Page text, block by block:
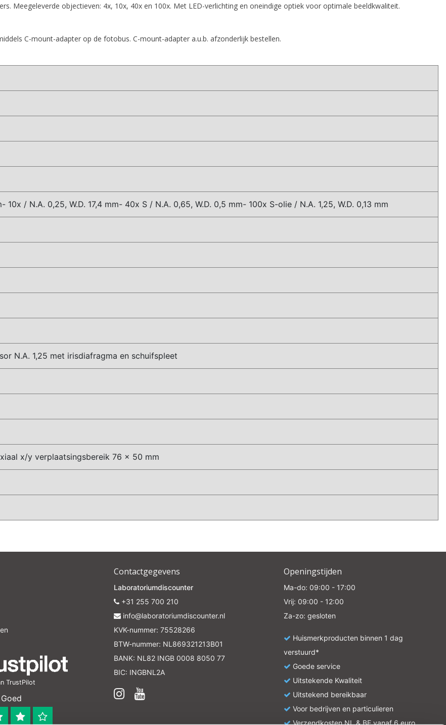
Meegeleverde objectieven: 4x, 10x, 40x en 100x. Met LED-verlichting en oneindige optiek voor optimale beeldkwaliteit.
C-mount-adapter op de fotobus. C-mount-adapter a.u.b. afzonderlijk bestellen.
10x / N.A. 0,25, W.D. 17,4 mm- 40x S / N.A. 0,65, W.D. 0,5 mm- 100x S-olie / N.A. 1,25, W.D. 0,13 mm
N.A. 1,25 met irisdiafragma en schuifspleet
x/y verplaatsingsbereik 76 x 50 mm
TrustPilot
Contactgegevens
Laboratoriumdiscounter
+31 255 700 210
info@laboratoriumdiscounter.nl
KVK-nummer: 75528266
BTW-nummer: NL869321213B01
BANK: NL82 INGB 0008 8050 77
BIC: INGBNL2A
Openingstijden
Ma-do: 09:00 - 17:00
Vrij: 09:00 - 12:00
Za-zo: gesloten
Huismerkproducten binnen 1 dag
verstuurd*
Goede service
Uitstekende Kwaliteit
Uitstekend bereikbaar
Voor bedrijven en particulieren
Verzendkosten NL & BE vanaf 6 euro
up for our newsletter to stay informed about our new
and receive a 10% discount on your next purchase for all
chemical products from our own brand 😀